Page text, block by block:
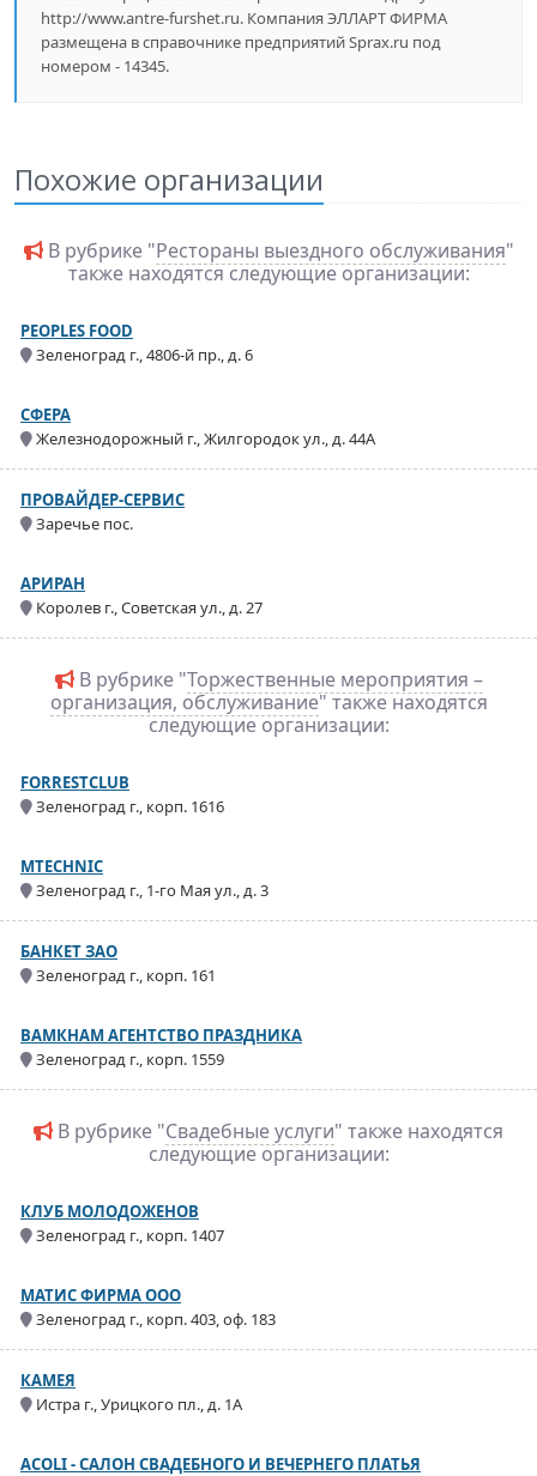
http://www.antre-furshet.ru. Компания ЭЛЛАРТ ФИРМА
размещена в справочнике предприятий Sprax.ru под
номером - 14345.
Похожие организации
В рубрике "Рестораны выездного обслуживания"
также находятся следующие организации:
PEOPLES FOOD
Зеленоград г., 4806-й пр., д. 6
СФЕРА
Железнодорожный г., Жилгородок ул., д. 44А
ПРОВАЙДЕР-СЕРВИС
Заречье пос.
АРИРАН
Королев г., Советская ул., д. 27
В рубрике "Торжественные мероприятия –
организация, обслуживание" также находятся
следующие организации:
FORRESTCLUB
Зеленоград г., корп. 1616
MTECHNIC
Зеленоград г., 1-го Мая ул., д. 3
БАНКЕТ ЗАО
Зеленоград г., корп. 161
ВАМКНАМ АГЕНТСТВО ПРАЗДНИКА
Зеленоград г., корп. 1559
В рубрике "Свадебные услуги" также находятся
следующие организации:
КЛУБ МОЛОДОЖЕНОВ
Зеленоград г., корп. 1407
МАТИС ФИРМА ООО
Зеленоград г., корп. 403, оф. 183
КАМЕЯ
Истра г., Урицкого пл., д. 1А
ACOLI - САЛОН СВАДЕБНОГО И ВЕЧЕРНЕГО ПЛАТЬЯ